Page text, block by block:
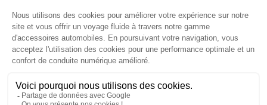
ACCESSOIRES CAN-AM
Le site d'accessoires Can-Am vous propose des accessoires d'origine
pour équiper votre véhicule 3 roues (On Road) ou votre véhicule tout